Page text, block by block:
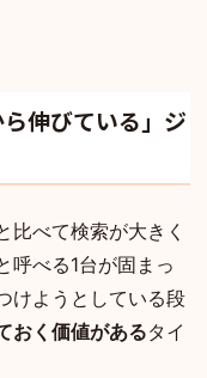
伸びている」ジ
比べて検索が大きく
呼べる1台が固まっ
けようとしている段
おく価値があるタイ